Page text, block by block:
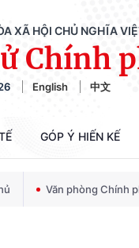
XÃ HỘI CHỦ NGHĨA
Chính
English 中文
GÓP Ý HIẾN KẾ
Văn phòng Chính